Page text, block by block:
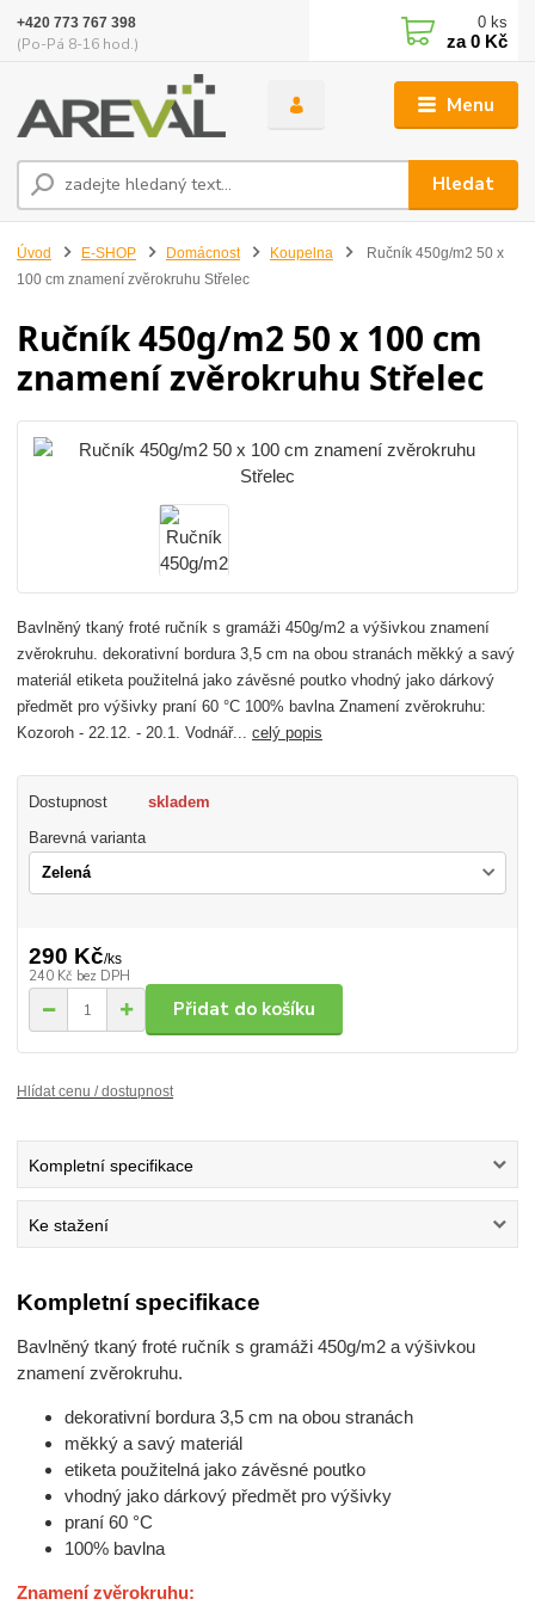
Menu
Hledat
+420 773 767 398
(Po-Pá 8-16 hod.)
0 ks
za0 Kč
Úvod E-SHOP Domácnost Koupelna
Ručník 450g/m2 50 x
100 cm znamení zvěrokruhu Střelec
Ručník 450g/m2 50 x 100 cm
znamení zvěrokruhu Střelec
Bavlněný tkaný froté ručník s gramáži 450g/m2 a výšivkou znamení
zvěrokruhu. dekorativní bordura 3,5 cm na obou stranách měkký a savý
materiál etiketa použitelná jako závěsné poutko vhodný jako dárkový
předmět pro výšivky praní 60 °C 100% bavlna Znamení zvěrokruhu:
Kozoroh - 22.12. - 20.1. Vodnář...celý popis
Dostupnost skladem
Barevná varianta
290 Kč/ks
240 Kč bez DPH
Přidat do košíku
Hlídat cenu / dostupnost
Kompletní specifikace
Ke stažení
Kompletní specifikace
Bavlněný tkaný froté ručník s gramáži 450g/m2 a výšivkou
znamení zvěrokruhu.
dekorativní bordura 3,5 cm na obou stranách
měkký a savý materiál
etiketa použitelná jako závěsné poutko
vhodný jako dárkový předmět pro výšivky
praní 60 °C
100% bavlna
Znamení zvěrokruhu: